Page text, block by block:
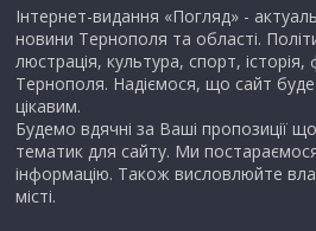
Інтернет-видання «Погляд» -
новини Тернополя та області.
люстрація, культура, спорт,
Тернополя. Надіємося, що сайт
цікавим.
Будемо вдячні за Ваші пропозиції
тематик для сайту. Ми
інформацію. Також висловлюйте
місті.